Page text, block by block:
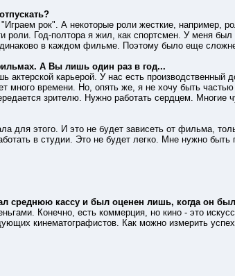
рок". А некоторые роли жесткие, например,
роли. Год-полтора я жил, как спортсмен. У меня
в каждом фильме. Поэтому было еще
А Вы лишь один раз в год...
карьерой. У нас есть производственный
много времени. Но, опять же, я не хочу быть
зрителю. Нужно работать сердцем. Многие
для этого. И это не будет зависеть от фильма,
в студии. Это не будет легко. Мне нужно
среднюю кассу и был оценен лишь, когда он
Конечно, есть коммерция, но кино - это
кинематографистов. Как можно измерить